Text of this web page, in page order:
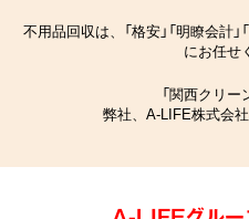
不用品回収は、「格安」「明瞭会計
にお任せ
「関西クリー
弊社、A-LIFE株式会